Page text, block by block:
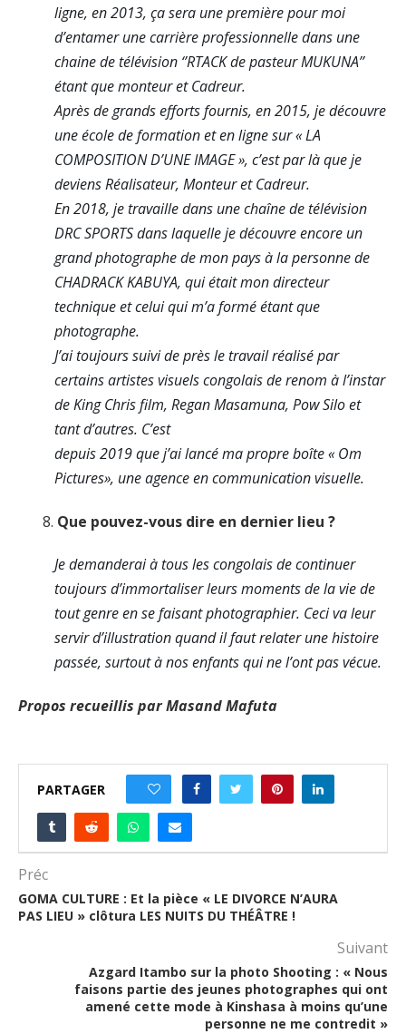
ligne, en 2013, ça sera une première pour moi
d’entamer une carrière professionnelle dans une
chaine de télévision ‘’RTACK de pasteur MUKUNA’’
étant que monteur et Cadreur.
Après de grands efforts fournis, en 2015, je découvre
une école de formation et en ligne sur « LA
COMPOSITION D’UNE IMAGE », c’est par là que je
deviens Réalisateur, Monteur et Cadreur.
En 2018, je travaille dans une chaîne de télévision
DRC SPORTS dans laquelle je découvre encore un
grand photographe de mon pays à la personne de
CHADRACK KABUYA, qui était mon directeur
technique et celui qui m’a formé étant que
photographe.
J’ai toujours suivi de près le travail réalisé par
certains artistes visuels congolais de renom à l’instar
de King Chris film, Regan Masamuna, Pow Silo et
tant d’autres. C’est
depuis 2019 que j’ai lancé ma propre boîte « Om
Pictures», une agence en communication visuelle.
Que pouvez-vous dire en dernier lieu ?
Je demanderai à tous les congolais de continuer
toujours d’immortaliser leurs moments de la vie de
tout genre en se faisant photographier. Ceci va leur
servir d’illustration quand il faut relater une histoire
passée, surtout à nos enfants qui ne l’ont pas vécue.
Propos recueillis par Masand Mafuta
PARTAGER
Préc
GOMA CULTURE : Et la pièce « LE DIVORCE N’AURA
PAS LIEU » clôtura LES NUITS DU THÉÂTRE !
Suivant
Azgard Itambo sur la photo Shooting : « Nous
faisons partie des jeunes photographes qui ont
amené cette mode à Kinshasa à moins qu’une
personne ne me contredit »